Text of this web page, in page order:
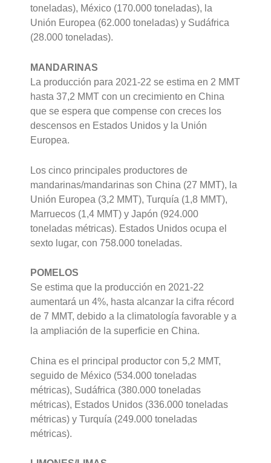
toneladas), México (170.000 toneladas), la
Unión Europea (62.000 toneladas) y Sudáfrica
(28.000 toneladas).
MANDARINAS
La producción para 2021-22 se estima en 2 MMT
hasta 37,2 MMT con un crecimiento en China
que se espera que compense con creces los
descensos en Estados Unidos y la Unión
Europea.
Los cinco principales productores de
mandarinas/mandarinas son China (27 MMT), la
Unión Europea (3,2 MMT), Turquía (1,8 MMT),
Marruecos (1,4 MMT) y Japón (924.000
toneladas métricas). Estados Unidos ocupa el
sexto lugar, con 758.000 toneladas.
POMELOS
Se estima que la producción en 2021-22
aumentará un 4%, hasta alcanzar la cifra récord
de 7 MMT, debido a la climatología favorable y a
la ampliación de la superficie en China.
China es el principal productor con 5,2 MMT,
seguido de México (534.000 toneladas
métricas), Sudáfrica (380.000 toneladas
métricas), Estados Unidos (336.000 toneladas
métricas) y Turquía (249.000 toneladas
métricas).